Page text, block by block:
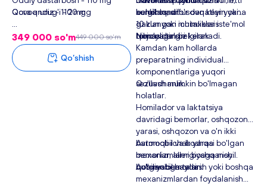
Qora andiz - 110 mg
Qovoq urug'i - 20 mg
349 000 so'm449 000 so'm
Qo‘shish
belgilanadi.
kunlik tanaffusdan keyin yana
10 kun yoki mutaxassis
tomonidan belgilanadi.
achchiq, sho'r ovqatlar yoki
gazlangan ichimliklar iste'mol
qilmasligingiz kerak.
Nojo'ya ta'siri:
Kamdan kam hollarda
preparatning individual
komponentlariga yuqori
sezuvchanlik.
Qo'llash mumkin bo'lmagan
holatlar.
Homilador va laktatsiya
davridagi bemorlar, oshqozon
yarasi, oshqozon va o'n ikki
barmoqli ichak yarasi bo'lgan
bemorlar, allergiyaga moyil
bo'lgan bemorlar.
Avtomobil va boshqa
mexanizmlarni boshqarish
qobiliyatiga ta'siri:
Avtomobil haydash yoki boshqa
mexanizmlardan foydalanish